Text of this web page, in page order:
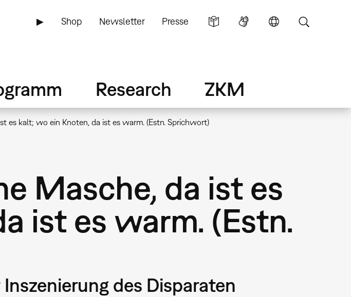
▶ Shop Newsletter Presse
Research ZKM
es kalt; wo ein Knoten, da ist es warm. (Estn. Sprichwort)
Masche, da ist es
ist es warm. (Estn.
des Disparaten